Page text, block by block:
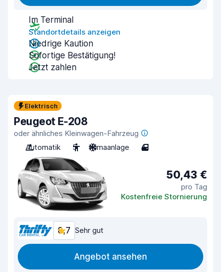
Im Terminal
Standortdetails anzeigen
Niedrige Kaution
Sofortige Bestätigung!
Jetzt zahlen
Elektrisch
Peugeot E-208
oder ähnliches Kleinwagen-Fahrzeug
Automatik
5 Klimaanlage 4
50,43 €
pro Tag
Kostenfreie Stornierung
8,7 Sehr gut
Angebot ansehen